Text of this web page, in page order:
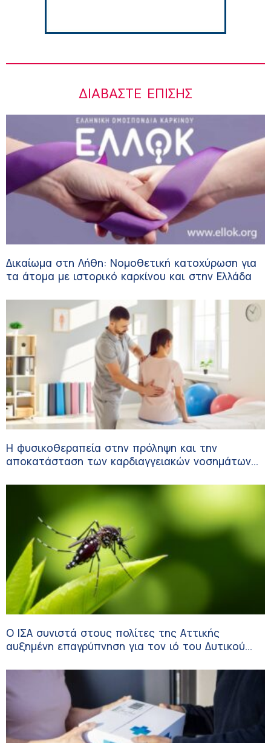
ΔΙΑΒΆΣΤΕ ΕΠΊΣΗΣ
Δικαίωμα στη Λήθη: Νομοθετική κατοχύρωση για
τα άτομα με ιστορικό καρκίνου και στην Ελλάδα
Η φυσικοθεραπεία στην πρόληψη και την
αποκατάσταση των καρδιαγγειακών νοσημάτων
Ο ΙΣΑ συνιστά στους πολίτες της Αττικής
αυξημένη επαγρύπνηση για τον ιό του Δυτικού